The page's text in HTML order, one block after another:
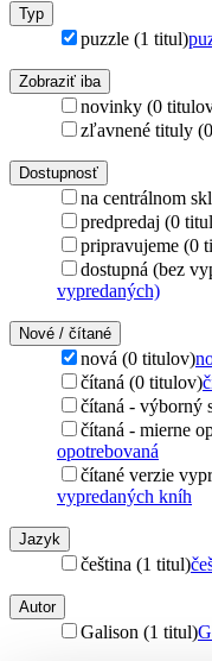
Typ
puzzle (1 titul)
Zobraziť iba
novinky (0
zľavnené tituly
Dostupnosť
na centrálnom
predpredaj (0
pripravujeme (0
dostupná (bez
vypredaných)
Nové / čítané
nová (0 titulov)
čítaná (0 titulov)
čítaná - výborný
čítaná - mierne
opotrebovaná
čítané verzie
vypredaných kníh
Jazyk
čeština (1 titul)
Autor
Galison (1 titul)